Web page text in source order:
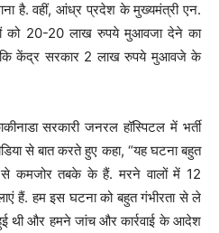
है. वहीं, आंध्र प्रदेश के मुख्यमंत्री एन.
को 20-20 लाख रुपये मुआवजा देने का
कि केंद्र सरकार 2 लाख रुपये मुआवजे के
सरकारी जनरल हॉस्पिटल में भर्ती
से बात करते हुए कहा, “यह घटना बहुत
कमजोर तबके के हैं. मरने वालों में 12
हैं. हम इस घटना को बहुत गंभीरता से ले
थी और हमने जांच और कार्रवाई के आदेश